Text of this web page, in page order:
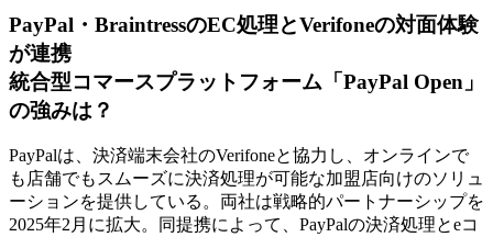
PayPal・BraintressのEC処理とVerifoneの対面体験
が連携
統合型コマースプラットフォーム「PayPal Open」
の強みは？
PayPalは、決済端末会社のVerifoneと協力し、オンラインで
も店舗でもスムーズに決済処理が可能な加盟店向けのソリュ
ーションを提供している。両社は戦略的パートナーシップを
2025年2月に拡大。同提携によって、PayPalの決済処理とeコ